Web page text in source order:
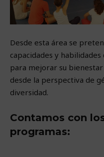
Desde esta área se
capacidades y
para mejorar su
desde la perspectiva de
diversidad.
Contamos con
programas: